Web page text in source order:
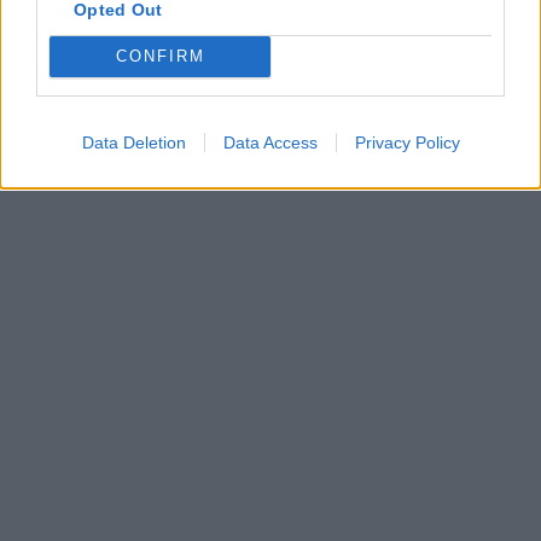
Opted Out
CONFIRM
Data Deletion Data Access Privacy Policy
Brandeploy Qui sommes-nous ?
Mentions légales
Contact